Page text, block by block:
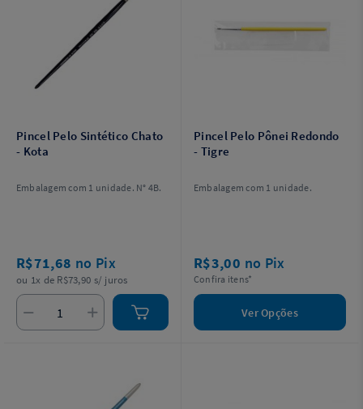
Pincel Pelo Sintético Chato
- Kota
Embalagem com 1 unidade. N° 4B.
R$71,68 no Pix
ou 1x de R$73,90 s/ juros
Pincel Pelo Pônei Redondo
- Tigre
Embalagem com 1 unidade.
R$3,00 no Pix
Confira itens*
Ver Opções